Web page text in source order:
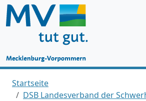
Startseite
DSB Landesverband der